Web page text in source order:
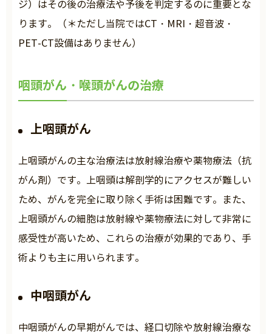
ジ）はその後の治療法や予後を判定するのに重要とな
ります。（＊ただし当院ではCT・MRI・超音波・
PET-CT設備はありません）
咽頭がん・喉頭がんの治療
上咽頭がん
上咽頭がんの主な治療法は放射線治療や薬物療法（抗
がん剤）です。上咽頭は解剖学的にアクセスが難しい
ため、がんを完全に取り除く手術は困難です。また、
上咽頭がんの細胞は放射線や薬物療法に対して非常に
感受性が高いため、これらの治療が効果的であり、手
術よりも主に用いられます。
中咽頭がん
中咽頭がんの早期がんでは、経口切除や放射線治療な